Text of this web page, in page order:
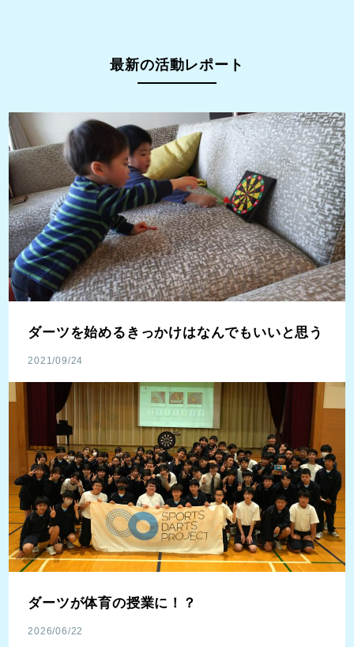
最新の活動レポート
ダーツを始めるきっかけはなんでもいいと思う
2021/09/24
ダーツが体育の授業に！？
2026/06/22